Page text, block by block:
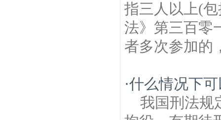
指三人以上(
法》第三百零
者多次参加的
·什么情况下
我国刑法规